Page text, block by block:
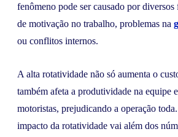
fenômeno pode ser causado por diversos
de motivação no trabalho, problemas na
ou conflitos internos.
A alta rotatividade não só aumenta o
também afeta a produtividade na equipe
motoristas, prejudicando a operação
impacto da rotatividade vai além dos